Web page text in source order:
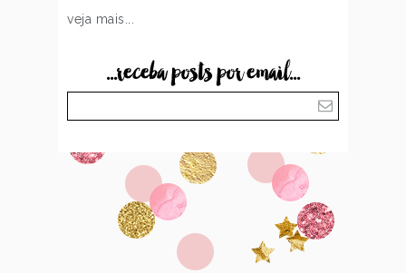
veja mais...
...receba posts por email...